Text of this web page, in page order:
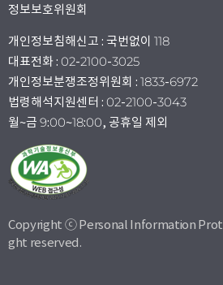
정보보호위원회
개인정보침해신고 : 국번없이 118
대표전화 : 02-2100-3025
개인정보분쟁조정위원회 : 1833-6972
법령해석지원센터 : 02-2100-3043
월~금 9:00~18:00, 공휴일 제외
Copyright ⓒ Personal Information
ght reserved.